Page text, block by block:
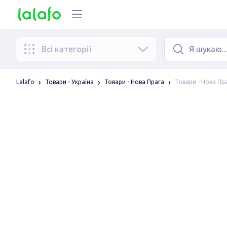
Всі категорії
Lalafo Товари - Україна Товари - Нова Прага Товари - Нова